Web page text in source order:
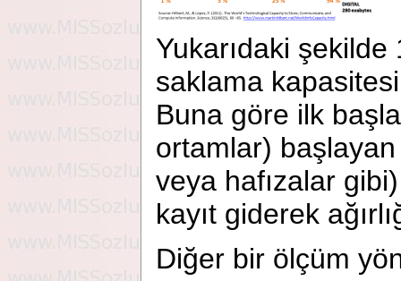
Yukarıdaki şekilde
saklama
Buna göre ilk
ortamlar)
veya hafızalar
kayıt giderek
Diğer bir ölçüm